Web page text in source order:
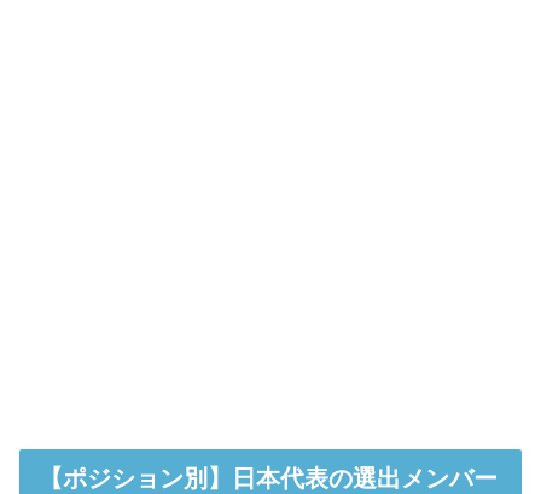
【ポジション別】日本代表の選出メンバー